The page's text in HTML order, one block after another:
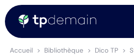
Accueil Bibliothèque Dico TP